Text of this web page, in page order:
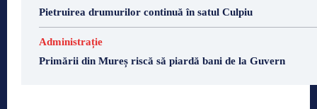
Pietruirea drumurilor continuă în satul Culpiu
Administrație
Primării din Mureș riscă să piardă bani de la Guvern